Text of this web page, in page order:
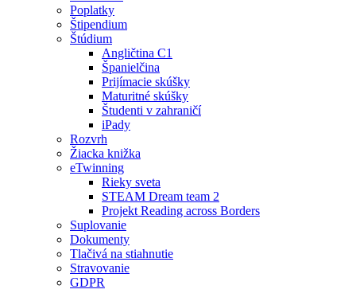
Poplatky
Štipendium
Štúdium
Angličtina C1
Španielčina
Prijímacie skúšky
Maturitné skúšky
Študenti v zahraničí
iPady
Rozvrh
Žiacka knižka
eTwinning
Rieky sveta
STEAM Dream team 2
Projekt Reading across Borders
Suplovanie
Dokumenty
Tlačivá na stiahnutie
Stravovanie
GDPR